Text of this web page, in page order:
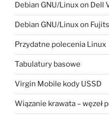
Debian GNU/Linux on Dell
Debian GNU/Linux on
Przydatne polecenia Linux
Tabulatury basowe
Virgin Mobile kody USSD
Wiązanie krawata – węzeł